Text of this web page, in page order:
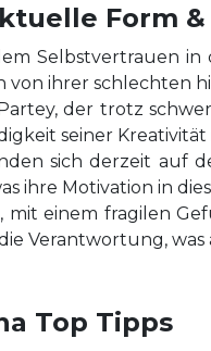
Form
Selbstvertrauen in
von ihrer schlechten
der trotz
seiner
sich derzeit auf
ihre Motivation in
mit einem fragilen
Verantwortung,
Top Tipps